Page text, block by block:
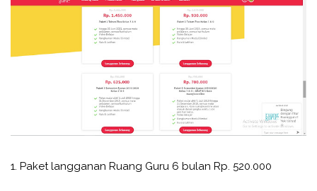
1. Paket langganan Ruang Guru 6 bulan Rp. 520.000